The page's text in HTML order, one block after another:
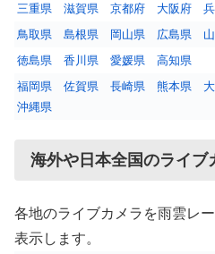
三重県
滋賀県 京都府 大阪府
鳥取県
島根県 岡山県 広島県
徳島県
香川県 愛媛県
高知県
福岡県
佐賀県 長崎県 熊本県
沖縄県
海外や日本全国のライブ
各地のライブカメラを雨雲レ
表示します。